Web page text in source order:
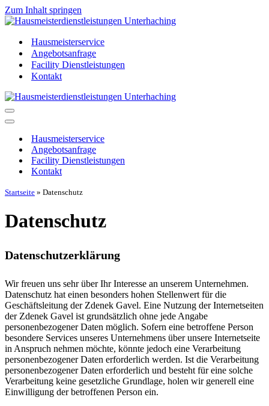
Zum Inhalt springen
Hausmeisterservice
Angebotsanfrage
Facility Dienstleistungen
Kontakt
Navigationsmenü
Navigationsmenü
Hausmeisterservice
Angebotsanfrage
Facility Dienstleistungen
Kontakt
Startseite » Datenschutz
Datenschutz
Datenschutzerklärung
Wir freuen uns sehr über Ihr Interesse an unserem Unternehmen.
Datenschutz hat einen besonders hohen Stellenwert für die
Geschäftsleitung der Zdenek Gavel. Eine Nutzung der Internetseiten
der Zdenek Gavel ist grundsätzlich ohne jede Angabe
personenbezogener Daten möglich. Sofern eine betroffene Person
besondere Services unseres Unternehmens über unsere Internetseite
in Anspruch nehmen möchte, könnte jedoch eine Verarbeitung
personenbezogener Daten erforderlich werden. Ist die Verarbeitung
personenbezogener Daten erforderlich und besteht für eine solche
Verarbeitung keine gesetzliche Grundlage, holen wir generell eine
Einwilligung der betroffenen Person ein.